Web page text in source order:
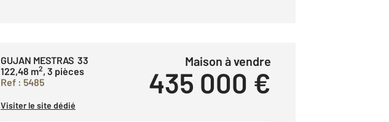
GUJAN MESTRAS 33
122,48 m2, 3 pièces
Ref : 5485
Maison à vendre
435 000 €
Visiter le site dédié